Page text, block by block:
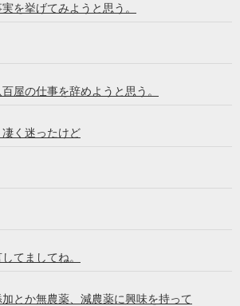
を挙げてみようと思う。
屋の仕事を辞めようと思う。
く迷ったけど
てましてね。
とか無農薬、減農薬に興味を持って